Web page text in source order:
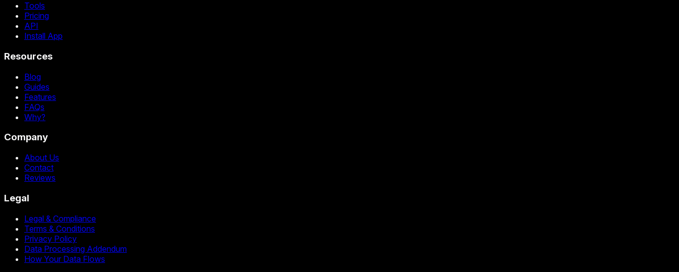
Tools
Pricing
API
Install App
Resources
Blog
Guides
Features
FAQs
Why?
Company
About Us
Contact
Reviews
Legal
Legal & Compliance
Terms & Conditions
Privacy Policy
Data Processing Addendum
How Your Data Flows